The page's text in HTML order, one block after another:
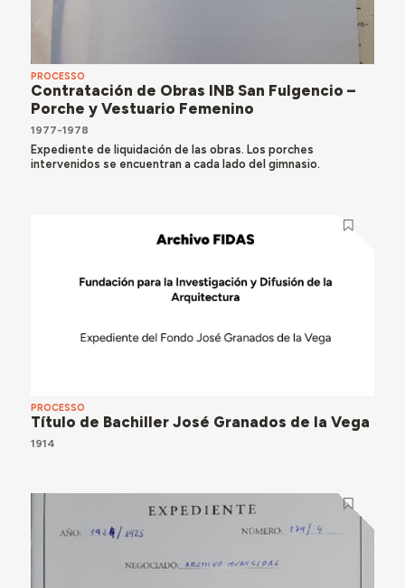
PROCESSO
Contratación de Obras INB San Fulgencio –
Porche y Vestuario Femenino
1977-1978
Expediente de liquidación de las obras. Los porches
intervenidos se encuentran a cada lado del gimnasio.
PROCESSO
Título de Bachiller José Granados de la Vega
1914